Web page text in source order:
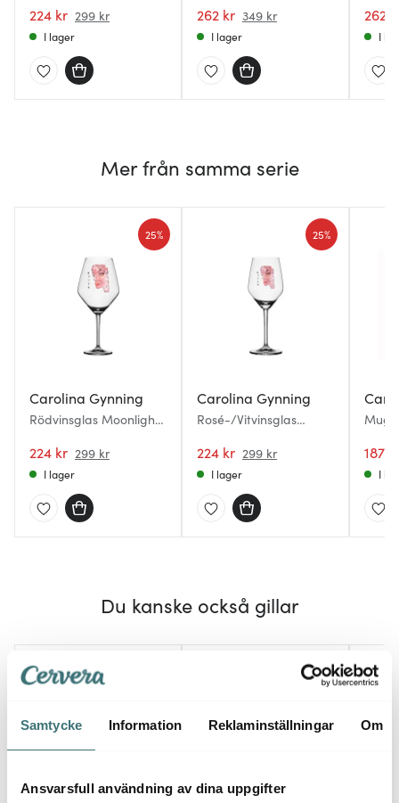
Samtycke Information Reklaminställningar Om
Ansvarsfull användning av dina uppgifter
224 kr 299 kr
I lager
Guld
262 kr 349 kr
I lager
262
I
Mer från samma serie
Carolina Gynning
Rödvinsglas Moonlight
224 kr 299 kr
25%
I lager
Carolina Gynning
Rosé-/Vitvinsglas
Rosa
224 kr 299 kr
25%
I lager
187
I
Du kanske också gillar
20%